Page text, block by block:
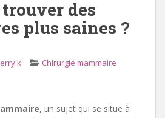
des
plus saines ?
k Chirurgie mammaire
, un sujet qui se situe à